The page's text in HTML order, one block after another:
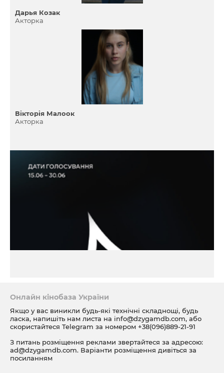
Дарья Козак
Акторка
Вікторія Малоок
Акторка
Онлайн кінобаза України
Якщо у вас виникли будь-які технічні складнощі, будь
ласка, напишіть нам листа на info@dzygamdb.com, або
скористайтеся Telegram за номером +38(096)889-21-91
З питань розміщення реклами звертайтеся за адресою:
ad@dzygamdb.com. Варіанти розміщення дивіться за
посиланням